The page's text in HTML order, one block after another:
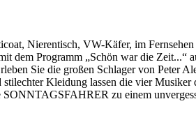
Nierentisch, VW-Käfer, im
Programm „Schön war die Zeit...“
Sie die großen Schlager von Peter
Kleidung lassen die vier
zu einem